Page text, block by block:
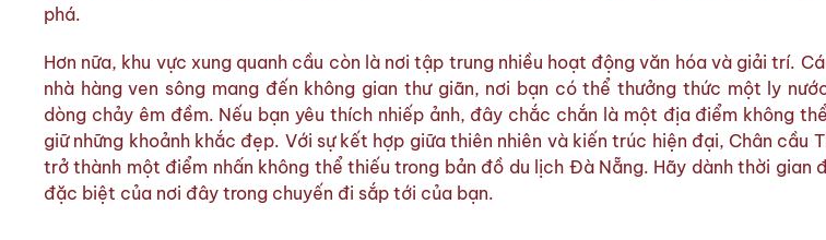
phá.
Hơn nữa, khu vực xung quanh cầu còn là nơi tập trung nhiều hoạt động văn hóa và giải trí.
nhà hàng ven sông mang đến không gian thư giãn, nơi bạn có thể thưởng thức một ly
dòng chảy êm đềm. Nếu bạn yêu thích nhiếp ảnh, đây chắc chắn là một địa điểm không
giữ những khoảnh khắc đẹp. Với sự kết hợp giữa thiên nhiên và kiến trúc hiện đại, Chân cầu
trở thành một điểm nhấn không thể thiếu trong bản đồ du lịch Đà Nẵng. Hãy dành thời gian
đặc biệt của nơi đây trong chuyến đi sắp tới của bạn.